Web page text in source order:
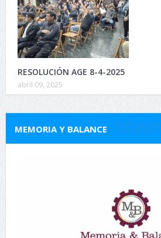
RESOLUCIÓN AGE 8-4-2025
abril 09, 2025
MEMORIA Y BALANCE